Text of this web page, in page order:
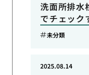
洗面所排水
でチェック
未分類
2025.08.14